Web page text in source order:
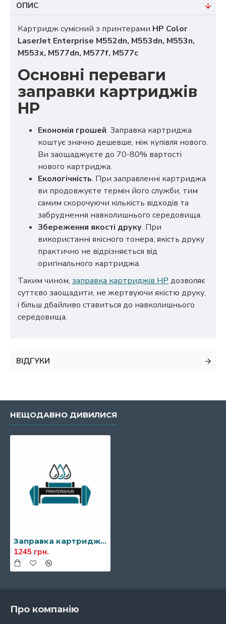
ОПИС
Картридж сумісний з принтерами HP Color
LaserJet Enterprise M552dn, M553dn, M553n,
M553x, M577dn, M577f, M577c
Основні переваги
заправки картриджів
HP
Економія грошей. Заправка картриджа
коштує значно дешевше, ніж купівля нового.
Ви заощаджуєте до 70-80% вартості
нового картриджа.
Екологічність. При заправленні картриджа
ви продовжуєте термін його служби, тим
самим скорочуючи кількість відходів та
забруднення навколишнього середовища.
Збереження якості друку. При
використанні якісного тонера, якість друку
практично не відрізняється від
оригінального картриджа.
Таким чином, заправка картриджів HP дозволяє
суттєво заощадити, не жертвуючи якістю друку,
і більш дбайливо ставиться до навколишнього
середовища.
ВІДГУКИ
НЕЩОДАВНО ДИВИЛИСЯ
Заправка картриджа HP CF360A (508A)
1245 грн.
Про компанію